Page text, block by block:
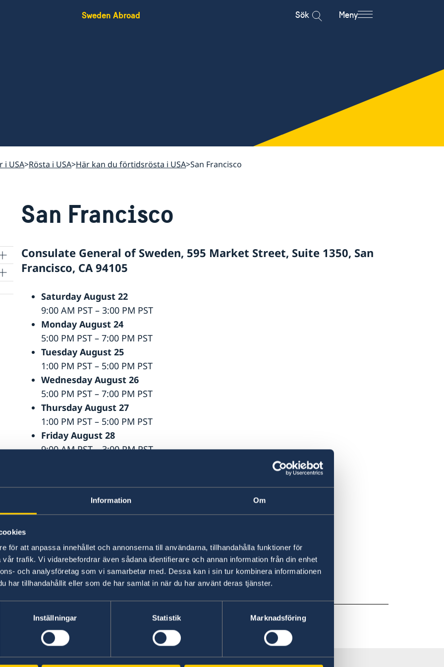
Information Om
för att anpassa innehållet och annonserna till användarna, tillhandahålla funktioner för
trafik. Vi vidarebefordrar även sådana identifierare och annan information från din enhet
och analysföretag som vi samarbetar med. Dessa kan i sin tur kombinera informationen
har tillhandahållit eller som de har samlat in när du har använt deras tjänster.
Inställningar Statistik Marknadsföring
Sweden Abroad Sök Meny
i USA Rösta i USA Här kan du förtidsrösta i USA San Francisco
San Francisco
Consulate General of Sweden, 595 Market Street, Suite 1350, San
Francisco, CA 94105
Saturday August 22
9:00 AM PST – 3:00 PM PST
Monday August 24
5:00 PM PST – 7:00 PM PST
Tuesday August 25
1:00 PM PST – 5:00 PM PST
Wednesday August 26
5:00 PM PST – 7:00 PM PST
Thursday August 27
1:00 PM PST – 5:00 PM PST
Friday August 28
9:00 AM PST – 3:00 PM PST
Monday August 31
5:00 PM PST – 7:00 PM PST
Tuesday September 1
Wednesday September 2
5:00 PM PST – 7:00 PM PST
Thursday September 3
1:00 PM PST – 5:00 PM PST
Senast uppdaterad 27 maj 2026, 11.48